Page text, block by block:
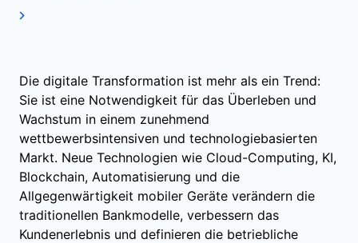
Die digitale Transformation ist mehr als ein Trend:
Sie ist eine Notwendigkeit für das Überleben und
Wachstum in einem zunehmend
wettbewerbsintensiven und technologiebasierten
Markt. Neue Technologien wie Cloud-Computing, KI,
Blockchain, Automatisierung und die
Allgegenwärtigkeit mobiler Geräte verändern die
traditionellen Bankmodelle, verbessern das
Kundenerlebnis und definieren die betriebliche